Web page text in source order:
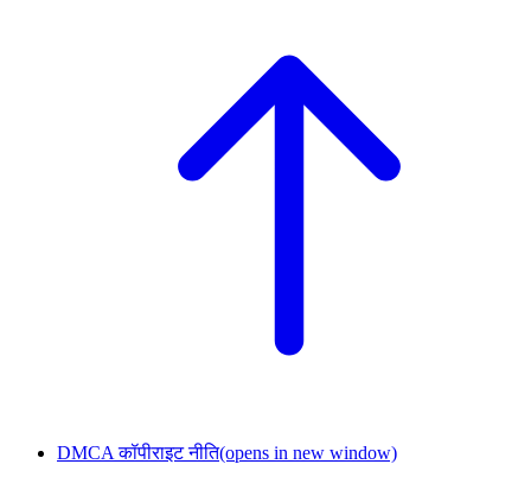
DMCA कॉपीराइट नीति(opens in new window)